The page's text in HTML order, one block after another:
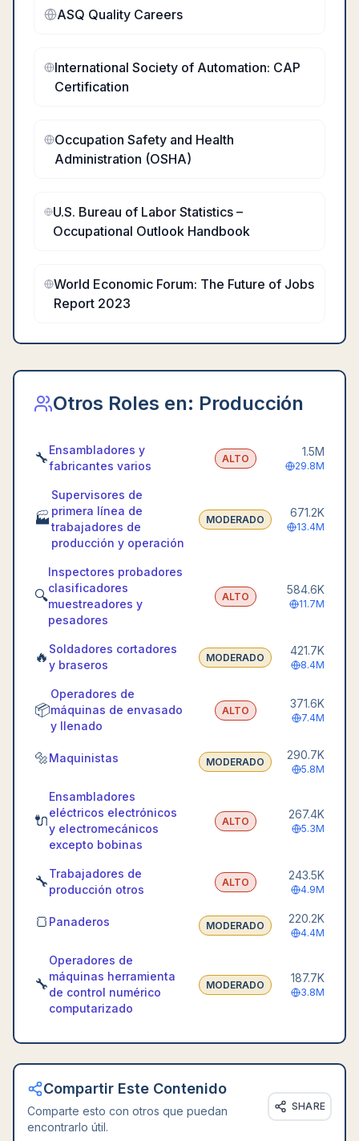
ASQ Quality Careers
International Society of Automation: CAP
Certification
Occupation Safety and Health
Administration (OSHA)
U.S. Bureau of Labor Statistics –
Occupational Outlook Handbook
World Economic Forum: The Future of Jobs
Report 2023
Otros Roles en: Producción
🔧Ensambladores y
fabricantes varios
ALTO
1.5M
29.8M
🏭
Supervisores de
primera línea de
trabajadores de
producción y operación
MODERADO
671.2K
13.4M
🔍
Inspectores probadores
clasificadores
muestreadores y
pesadores
ALTO
584.6K
11.7M
🔥 Soldadores cortadores
y braseros
MODERADO
421.7K
8.4M
📦
Operadores de
máquinas de envasado
y llenado
ALTO
371.6K
7.4M
🔩Maquinistas MODERADO
290.7K
5.8M
🔌
Ensambladores
eléctricos electrónicos
y electromecánicos
excepto bobinas
ALTO
267.4K
5.3M
🔧Trabajadores de
producción otros
ALTO
243.5K
4.9M
🍞 Panaderos MODERADO
220.2K
4.4M
🔧
Operadores de
máquinas herramienta
de control numérico
computarizado
MODERADO
187.7K
3.8M
Compartir Este Contenido
Comparte esto con otros que puedan
encontrarlo útil.
SHARE